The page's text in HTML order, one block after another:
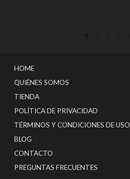
HOME
QUIÉNES SOMOS
TIENDA
POLÍTICA DE PRIVACIDAD
TÉRMINOS Y CONDICIONES DE USO
BLOG
CONTACTO
PREGUNTAS FRECUENTES